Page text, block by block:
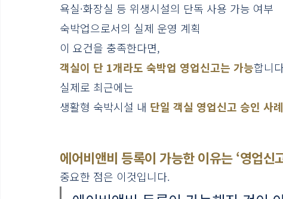
욕실·화장실 등 위생시설의 단독 사용 가능 여부
숙박업으로서의 실제 운영 계획
이 요건을 충족한다면,
객실이 단 1개라도 숙박업 영업신고는 가능합니
실제로 최근에는
생활형 숙박시설 내 단일 객실 영업신고 승인 사
에어비앤비 등록이 가능한 이유는 ‘영업신
중요한 점은 이것입니다.